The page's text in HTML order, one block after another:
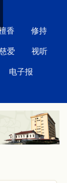
香 修持
爱 视听
电子报